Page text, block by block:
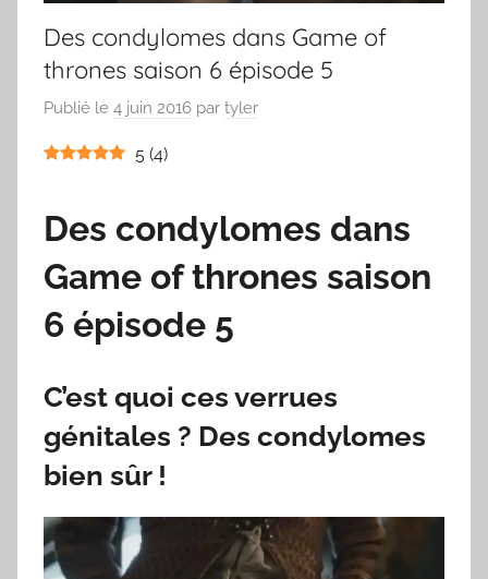
Des condylomes dans Game of
thrones saison 6 épisode 5
Publié le 4 juin 2016 par tyler
5 (4)
Des condylomes dans
Game of thrones saison
6 épisode 5
C’est quoi ces verrues
génitales ? Des condylomes
bien sûr !